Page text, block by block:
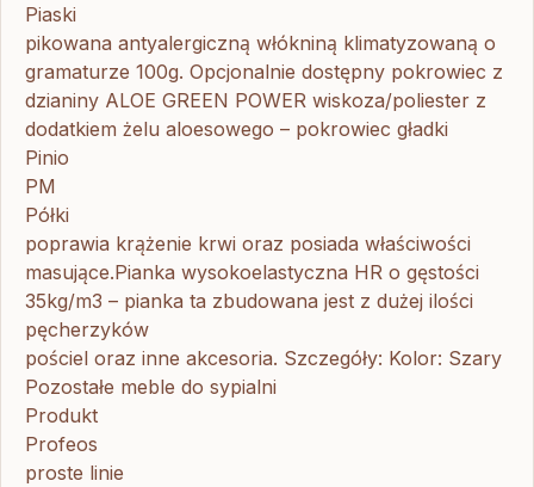
Piaski
pikowana antyalergiczną włókniną klimatyzowaną o
gramaturze 100g. Opcjonalnie dostępny pokrowiec z
dzianiny ALOE GREEN POWER wiskoza/poliester z
dodatkiem żelu aloesowego – pokrowiec gładki
Pinio
PM
Półki
poprawia krążenie krwi oraz posiada właściwości
masujące.Pianka wysokoelastyczna HR o gęstości
35kg/m3 – pianka ta zbudowana jest z dużej ilości
pęcherzyków
pościel oraz inne akcesoria. Szczegóły: Kolor: Szary
Pozostałe meble do sypialni
Produkt
Profeos
proste linie